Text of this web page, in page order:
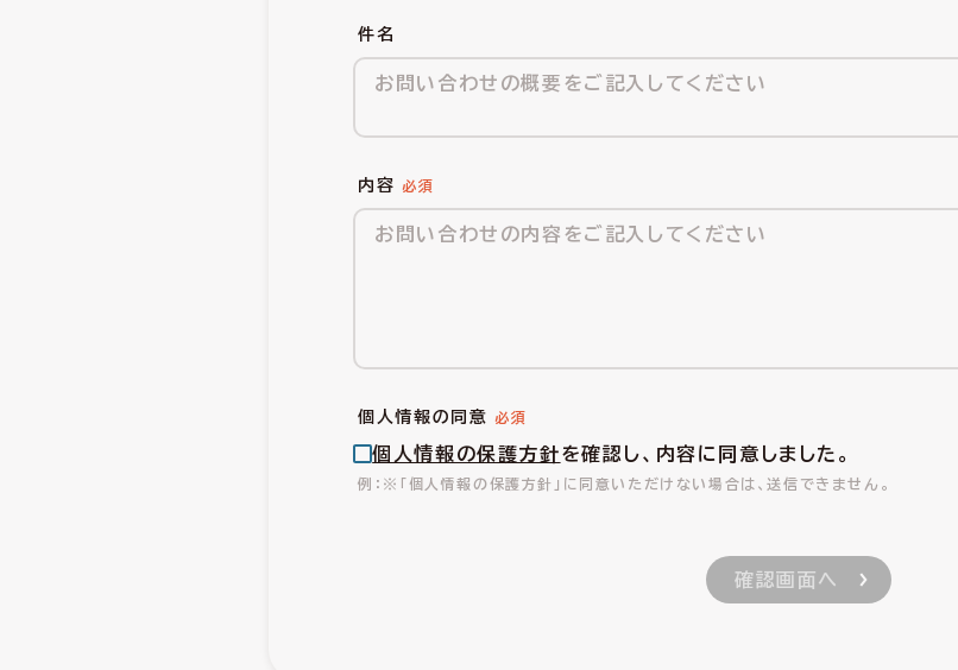
件名
内容
個人情報の同意
個人情報の保護方針を確認し、内容に同意しました。
※「個人情報の保護方針」に同意いただけない場合は、送信できません。